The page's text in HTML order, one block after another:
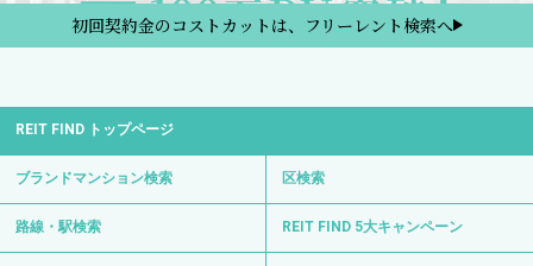
初回契約金のコストカットは、フリーレント検索へ
REIT FIND トップページ
ブランドマンション検索 区検索
路線・駅検索 REIT FIND 5大キャンペーン